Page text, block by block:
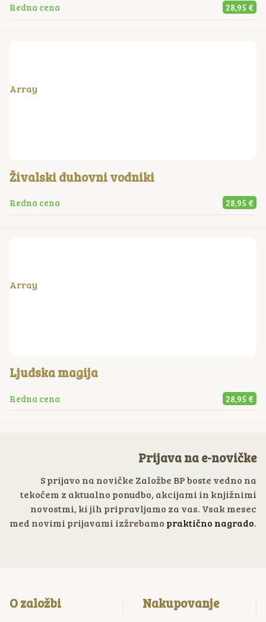
Redna cena 28,95 €
Array
Živalski duhovni vodniki
Redna cena 28,95 €
Array
Ljudska magija
Redna cena 28,95 €
Prijava na e-novičke
S prijavo na novičke Založbe BP boste vedno na
tekočem z aktualno ponudbo, akcijami in knjižnimi
novostmi, ki jih pripravljamo za vas. Vsak mesec
med novimi prijavami izžrebamo praktično nagrado.
O založbi Nakupovanje